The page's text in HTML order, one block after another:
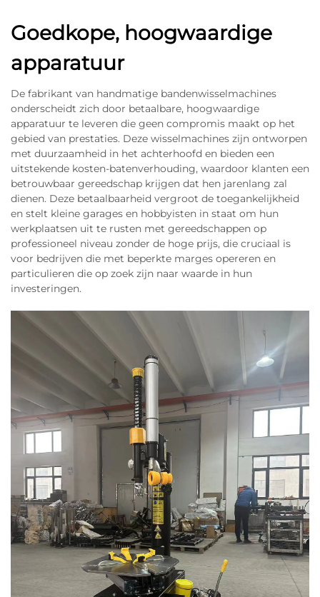
Goedkope, hoogwaardige
apparatuur
De fabrikant van handmatige bandenwisselmachines
onderscheidt zich door betaalbare, hoogwaardige
apparatuur te leveren die geen compromis maakt op het
gebied van prestaties. Deze wisselmachines zijn ontworpen
met duurzaamheid in het achterhoofd en bieden een
uitstekende kosten-batenverhouding, waardoor klanten een
betrouwbaar gereedschap krijgen dat hen jarenlang zal
dienen. Deze betaalbaarheid vergroot de toegankelijkheid
en stelt kleine garages en hobbyisten in staat om hun
werkplaatsen uit te rusten met gereedschappen op
professioneel niveau zonder de hoge prijs, die cruciaal is
voor bedrijven die met beperkte marges opereren en
particulieren die op zoek zijn naar waarde in hun
investeringen.